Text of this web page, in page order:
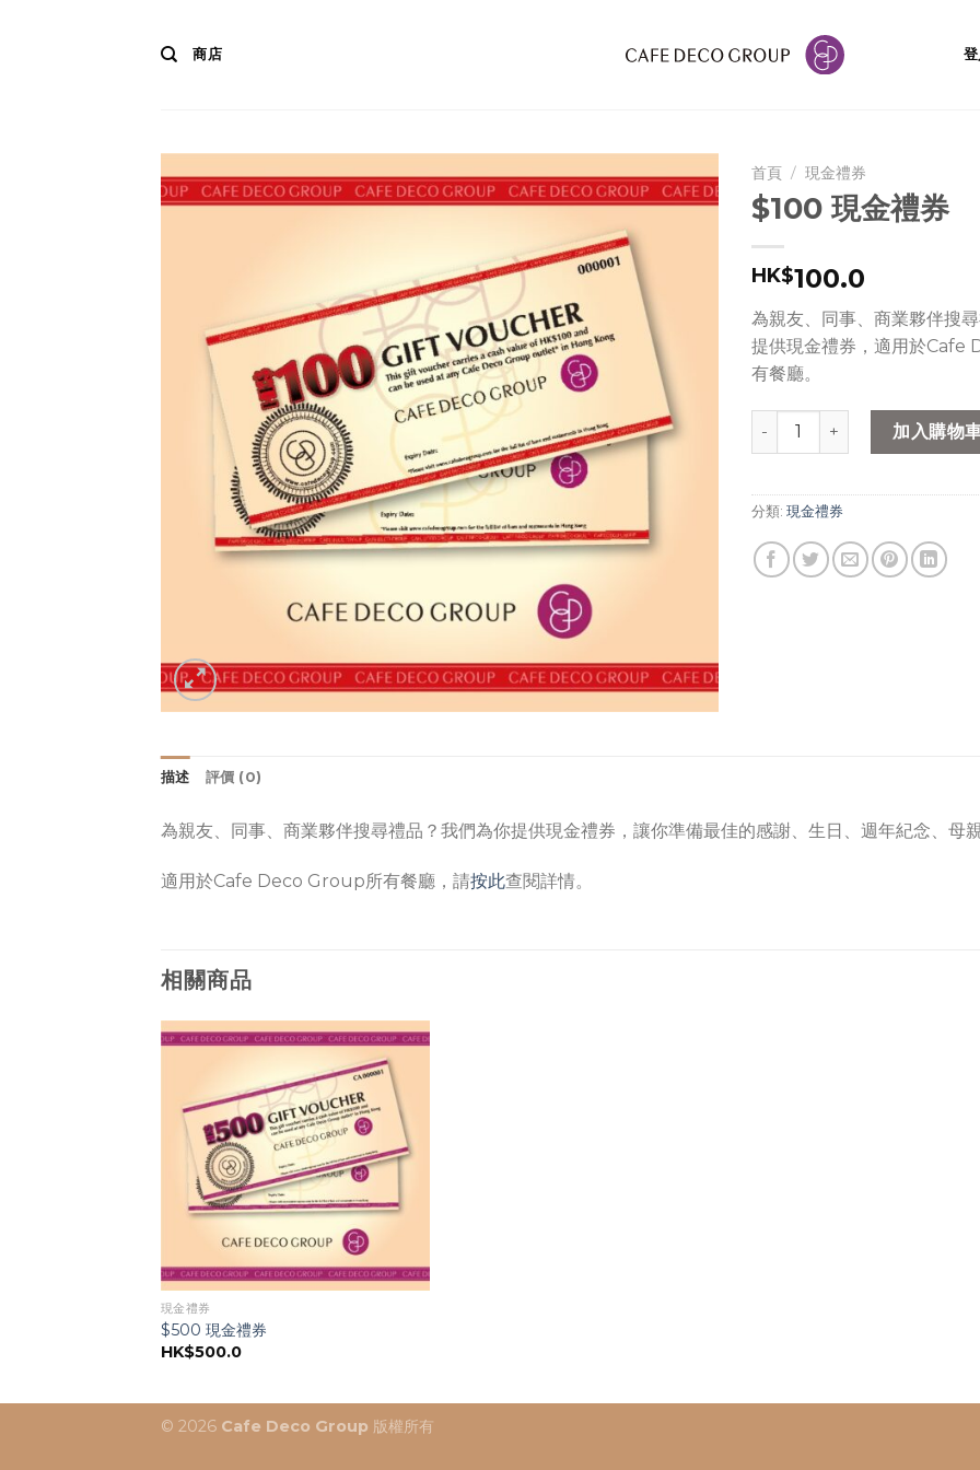
商店 登
首頁 / 現金禮券
$100 現金禮券
HK$100.0
為親友、同事、商業夥伴搜
提供現金禮券，適用於Cafe
有餐廳。
$100 現金禮券 數量 加入購物
分類: 現金禮券
描述 評價 (0)
為親友、同事、商業夥伴搜尋禮品？我們為你提供現金禮券，讓你準備最佳的感謝、生日、週年紀念、母
適用於Cafe Deco Group所有餐廳，請按此查閱詳情。
相關商品
現金禮券
$500 現金禮券
HK$500.0
© 2026 Cafe Deco Group 版權所有